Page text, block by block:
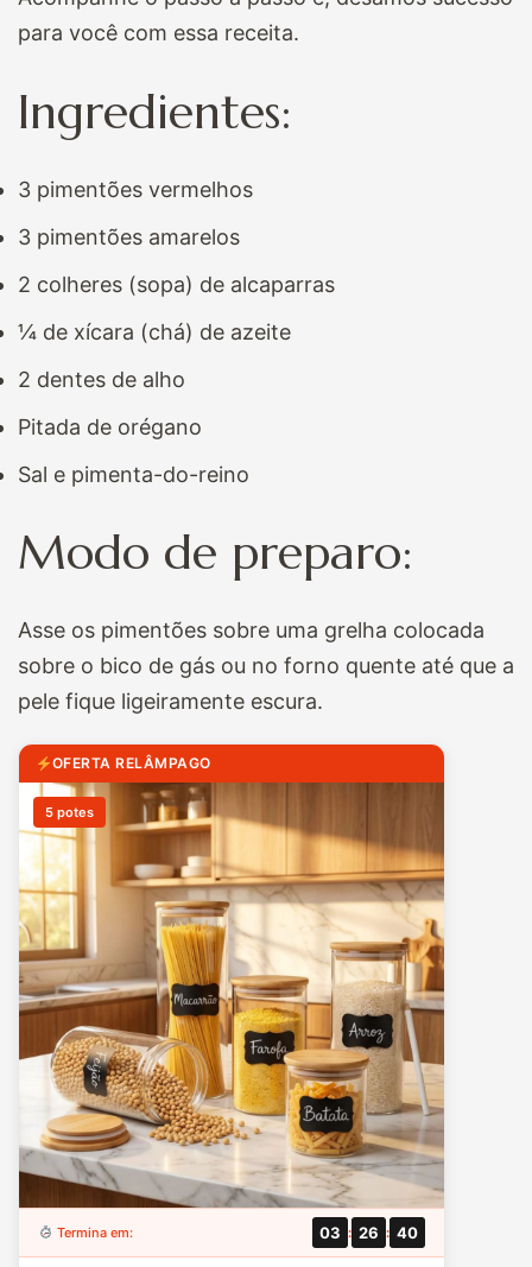
para você com essa receita.
Ingredientes:
3 pimentões vermelhos
3 pimentões amarelos
2 colheres (sopa) de alcaparras
¼ de xícara (chá) de azeite
2 dentes de alho
Pitada de orégano
Sal e pimenta-do-reino
Modo de preparo:
Asse os pimentões sobre uma grelha colocada
sobre o bico de gás ou no forno quente até que a
pele fique ligeiramente escura.
OFERTA RELÂMPAGO
5 potes
Termina em: 03 : 26 : 39